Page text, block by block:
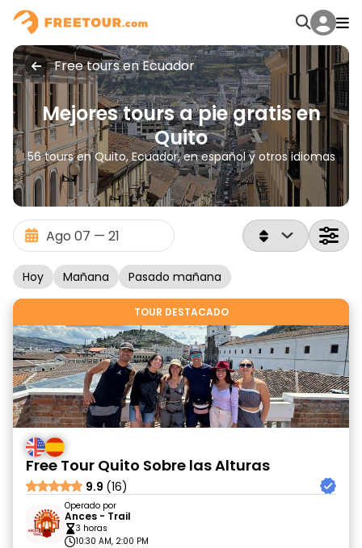
Free tours en Ecuador
Mejores tours a pie gratis en
Quito
56 tours en Quito, Ecuador, en español y otros idiomas
Hoy Mañana Pasado mañana
TOUR DESTACADO
Free Tour Quito Sobre las Alturas
9.9 (16)
Operado por
Ances - Trail
3 horas
10:30 AM, 2:00 PM